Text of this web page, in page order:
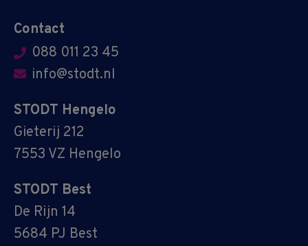
Contact
088 011 23 45
info@stodt.nl
STODT Hengelo
Gieterij 212
7553 VZ Hengelo
STODT Best
De Rijn 14
5684 PJ Best